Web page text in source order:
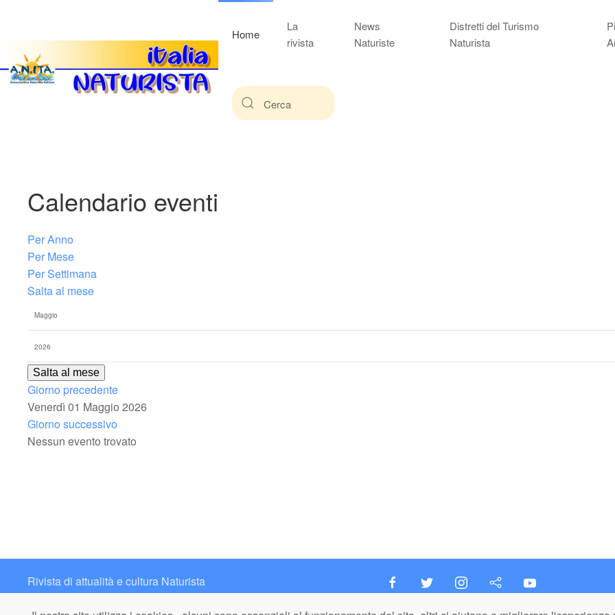
Home
La
rivista
News
Naturiste
Distretti del Turismo
Naturista
Calendario eventi
Per Anno
Per Mese
Per Settimana
Salta al mese
Salta al mese
Giorno precedente
Venerdì 01 Maggio 2026
Giorno successivo
Nessun evento trovato
Rivista di attualità e cultura Naturista
Contatto: redazione@italianaturista.it